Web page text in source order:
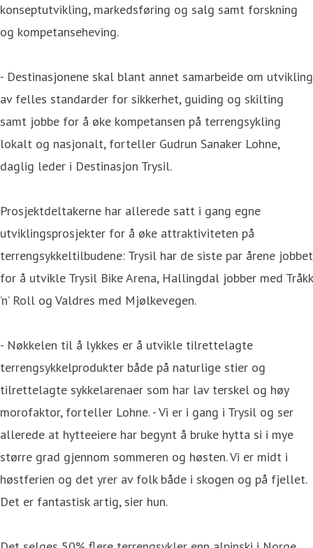
konseptutvikling, markedsføring og salg samt forskning
og kompetanseheving.
- Destinasjonene skal blant annet samarbeide om utvikling
av felles standarder for sikkerhet, guiding og skilting
samt jobbe for å øke kompetansen på terrengsykling
lokalt og nasjonalt, forteller Gudrun Sanaker Lohne,
daglig leder i Destinasjon Trysil.
Prosjektdeltakerne har allerede satt i gang egne
utviklingsprosjekter for å øke attraktiviteten på
terrengsykkeltilbudene: Trysil har de siste par årene jobbet
for å utvikle Trysil Bike Arena, Hallingdal jobber med Tråkk
’n’ Roll og Valdres med Mjølkevegen.
- Nøkkelen til å lykkes er å utvikle tilrettelagte
terrengsykkelprodukter både på naturlige stier og
tilrettelagte sykkelarenaer som har lav terskel og høy
morofaktor, forteller Lohne. - Vi er i gang i Trysil og ser
allerede at hytteeiere har begynt å bruke hytta si i mye
større grad gjennom sommeren og høsten. Vi er midt i
høstferien og det yrer av folk både i skogen og på fjellet.
Det er fantastisk artig, sier hun.